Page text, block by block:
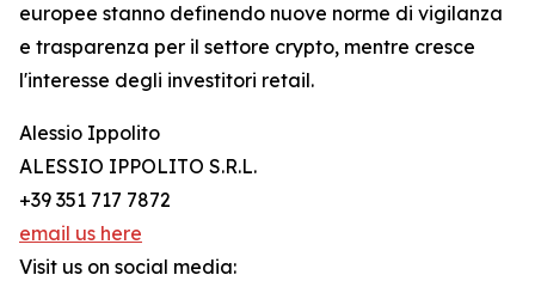
europee stanno definendo nuove norme di vigilanza
e trasparenza per il settore crypto, mentre cresce
l'interesse degli investitori retail.
Alessio Ippolito
ALESSIO IPPOLITO S.R.L.
+39 351 717 7872
email us here
Visit us on social media: